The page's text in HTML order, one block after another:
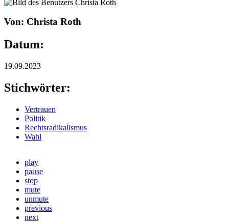
Von: Christa Roth
Datum:
19.09.2023
Stichwörter:
Vertrauen
Politik
Rechtsradikalismus
Wahl
play
pause
stop
mute
unmute
previous
next